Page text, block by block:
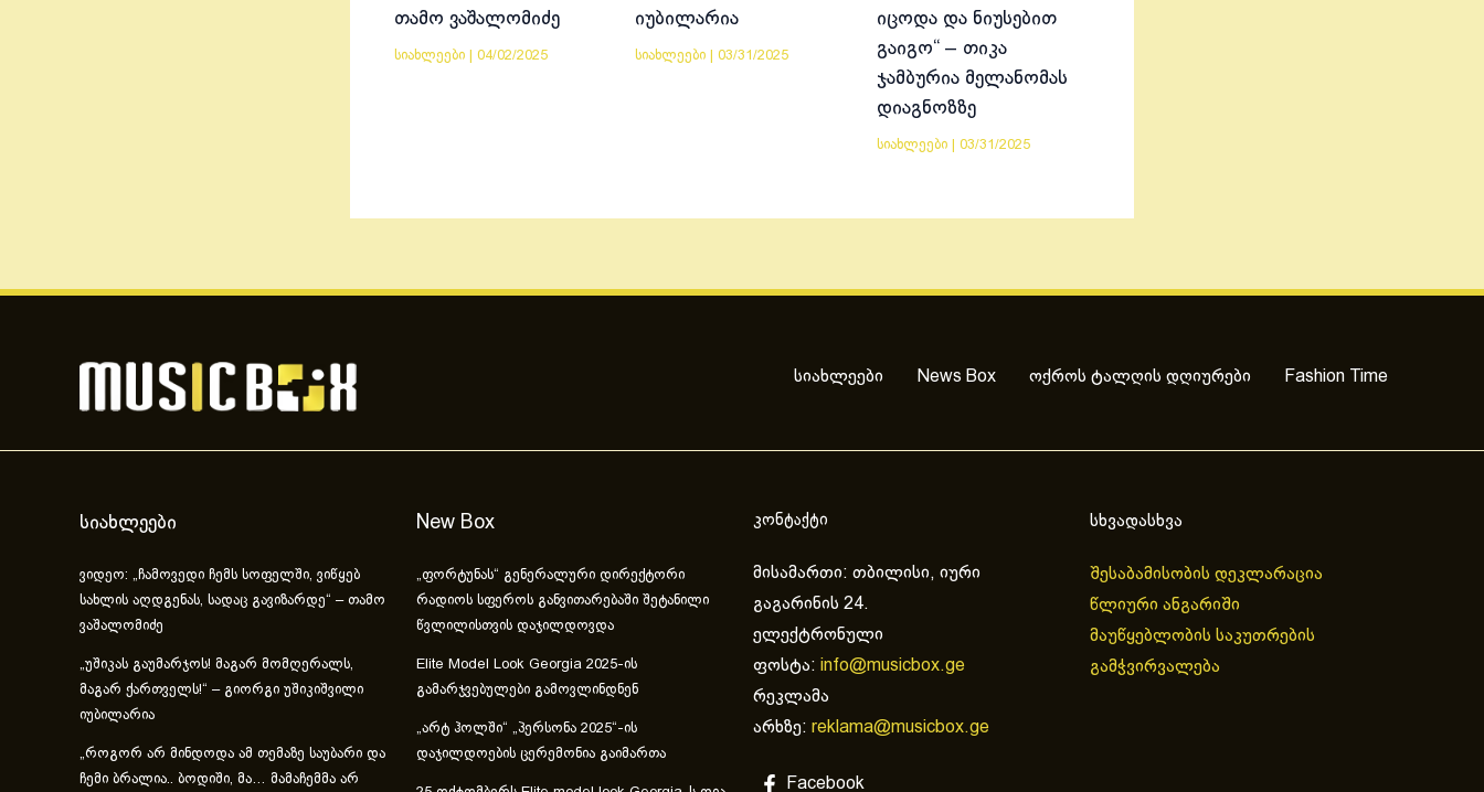
თამო ვაშალომიძე
სიახლეები 04/02/2025
იუბილარია
სიახლეები |03/31/2025
იცოდა და ნიუსებით
გაიგო“ – თიკა
ჯამბურია მელანომას
დიაგნოზზე
სიახლეები| 03/31/2025
სიახლეები News Box ოქროს ტალღის დღიურები Fashion Time
სიახლეები
ვიდეო: „ჩამოვედი ჩემს სოფელში, ვიწყებ
სახლის აღდგენას, სადაც გავიზარდე“ – თამო
ვაშალომიძე
„უშიკას გაუმარჯოს! მაგარ მომღერალს,
მაგარ ქართველს!“ – გიორგი უშიკიშვილი
იუბილარია
„როგორ არ მინდოდა ამ თემაზე საუბარი და
ჩემი ბრალია.. ბოდიში, მა… მამაჩემმა არ
New Box
„ფორტუნას“ გენერალური დირექტორი
რადიოს სფეროს განვითარებაში შეტანილი
წვლილისთვის დაჯილდოვდა
Elite Model Look Georgia 2025-ის
გამარჯვებულები გამოვლინდნენ
„არტ ჰოლში“ „პერსონა 2025“-ის
დაჯილდოების ცერემონია გაიმართა
კონტაქტი
მისამართი: თბილისი, იური
გაგარინის 24.
ელექტრონული
ფოსტა: info@musicbox.ge
რეკლამა
არხზე: reklama@musicbox.ge
Facebook
სხვადასხვა
შესაბამისობის დეკლარაცია
წლიური ანგარიში
მაუწყებლობის საკუთრების
გამჭვირვალება